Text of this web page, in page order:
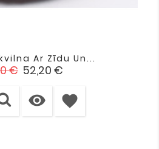
Ar Zīdu Un...
€ Cena
52,20 €
 favorite